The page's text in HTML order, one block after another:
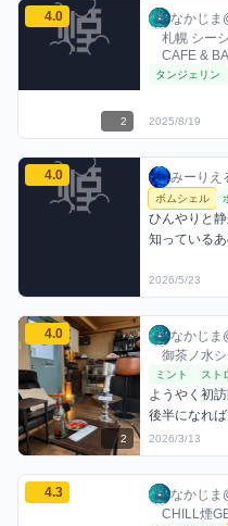
なかじま@うむむ大井町
4.0
2
なかじま
なかじま
札幌 シー
CAFE &
利用フレ
タンジェリン
評価
2025/8/19
みーりえるのボムシェル
4.0 みーりえ
みーりえ
利用フレ
ボムシェル
コメント
ひんやりと
知っている
評価
2026/5/23
なかじま@うむむ大井町
4.0
2
なかじま
なかじま
御茶ノ水
利用フレ
ミント スト
コメント
ようやく初訪
後半になれ
評価
2026/3/13
なかじま@うむむ大井町
4.3 なかじま
なかじま
CHILL煙
利用フレ
コメント
評価